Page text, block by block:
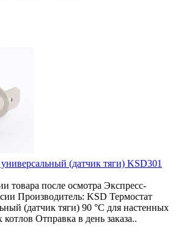
(датчик тяги) KSD301
товара после осмотра Экспресс-
Производитель: KSD Термостат
(датчик тяги) 90 °C для настенных
Отправка в день заказа..